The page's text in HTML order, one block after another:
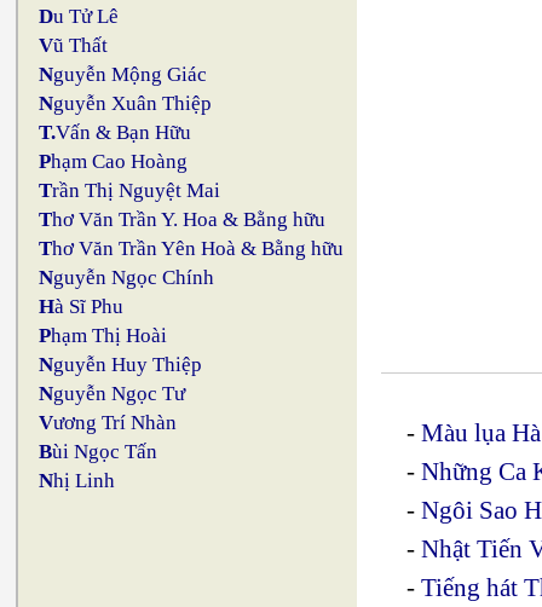
Du Tử Lê
Vũ Thất
Nguyễn Mộng Giác
Nguyễn Xuân Thiệp
T.Vấn & Bạn Hữu
Phạm Cao Hoàng
Trần Thị Nguyệt Mai
Thơ Văn Trần Y. Hoa & Bằng hữu
Thơ Văn Trần Yên Hoà & Bằng hữu
Nguyễn Ngọc Chính
Hà Sĩ Phu
Phạm Thị Hoài
Nguyễn Huy Thiệp
Nguyễn Ngọc Tư
Vương Trí Nhàn
Bùi Ngọc Tấn
Nhị Linh
-Màu lụa
-Những Ca
-Ngôi Sao
-Nhật Tiến
-Tiếng hát